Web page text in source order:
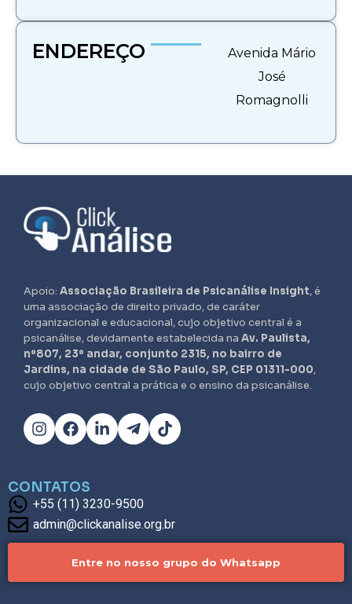
ENDEREÇO
Avenida Mário
José
Romagnolli
Apoio: Associação Brasileira de Psicanálise Insight, é
uma associação de direito privado, de caráter
organizacional e educacional, cujo objetivo central é a
psicanálise, devidamente estabelecida na Av. Paulista,
nº807, 23º andar, conjunto 2315, no bairro de
Jardins, na cidade de São Paulo, SP, CEP 01311-000,
cujo objetivo central a prática e o ensino da psicanálise.
CONTATOS
+55 (11) 3230-9500
admin@clickanalise.org.br
Entre no nosso grupo do Whatsapp